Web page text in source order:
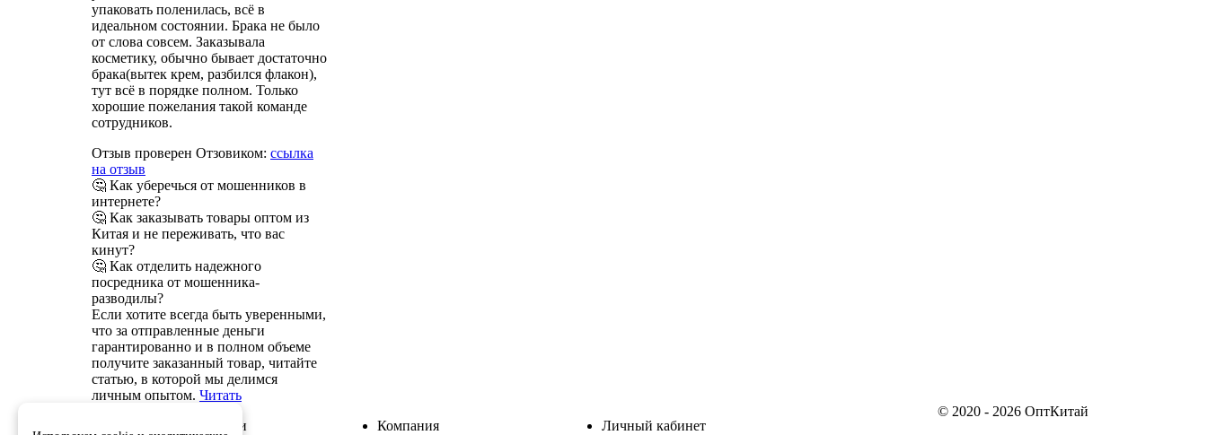
упаковать поленилась, всё в
идеальном состоянии. Брака не было
от слова совсем. Заказывала
косметику, обычно бывает достаточно
брака(вытек крем, разбился флакон),
тут всё в порядке полном. Только
хорошие пожелания такой команде
сотрудников.
Отзыв проверен Отзовиком: ссылка
на отзыв
🤔 Как уберечься от мошенников в
интернете?
🤔 Как заказывать товары оптом из
Китая и не переживать, что вас
кинут?
🤔 Как отделить надежного
посредника от мошенника-
разводилы?
Если хотите всегда быть уверенными,
что за отправленные деньги
гарантированно и в полном объеме
получите заказанный товар, читайте
статью, в которой мы делимся
личным опытом. Читать
Служба поддержки
Компания
Личный кабинет
© 2020 - 2026 ОптКитай